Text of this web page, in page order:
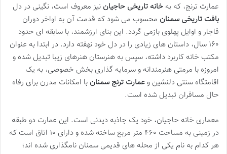
عمارت ترنج، که به خانه تاریخی حاجیان نیز معروف است، نگینی در دل
بافت تاریخی سمنان محسوب می شود که قدمت آن به اواخر دوران
قاجار و اوایل پهلوی بازمی گردد. این بنای ارزشمند، با سابقه ای حدود
۱۶۰ سال، داستان های زیادی را در دل خود نهفته دارد. در ابتدا به عنوان
مکتب خانه کاربرد داشته، سپس به هنرستان هنرهای زیبا تبدیل شده و
امروزه با مرمتی هنرمندانه و سرمایه گذاری بخش خصوصی، به یک
اقامتگاه سنتی دلنشین و عمارت ترنج سمنان با امکانات مدرن برای رفاه
حال مسافران تبدیل شده است.
معماری خانه حاجیان، خود یک جاذبه دیدنی است. این عمارت دو طبقه
در زمینی به مساحت ۴۶۰ متر مربع ساخته شده و دارای ۱۰ اتاق است که
هر کدام به نام یکی از محله های قدیمی سمنان نامگذاری شده اند؛